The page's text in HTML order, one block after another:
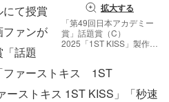
拡大する
「第49回日本アカデミー
賞」話題賞（C）
2025「1ST KISS」製作委
会
て授賞
ァンが
話題
ファーストキス 1ST
ーストキス 1ST KISS」「秒速